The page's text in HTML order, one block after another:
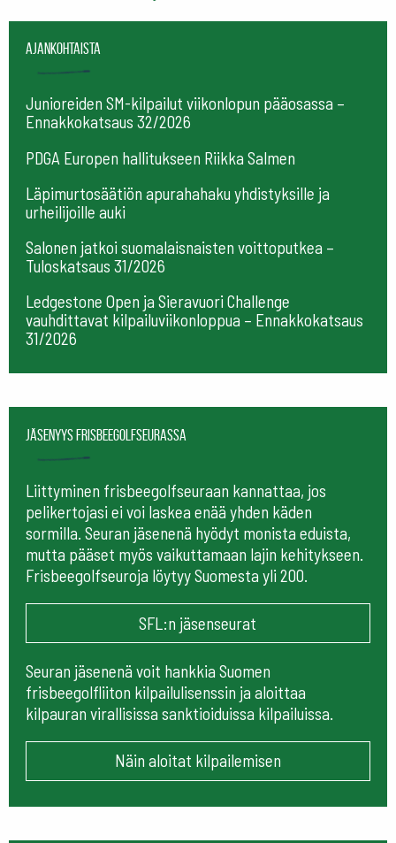
Ajankohtaista
Junioreiden SM-kilpailut viikonlopun pääosassa –
Ennakkokatsaus 32/2026
PDGA Europen hallitukseen Riikka Salmen
Läpimurtosäätiön apurahahaku yhdistyksille ja
urheilijoille auki
Salonen jatkoi suomalaisnaisten voittoputkea –
Tuloskatsaus 31/2026
Ledgestone Open ja Sieravuori Challenge
vauhdittavat kilpailuviikonloppua – Ennakkokatsaus
31/2026
Jäsenyys frisbeegolfseurassa
Liittyminen frisbeegolfseuraan kannattaa, jos
pelikertojasi ei voi laskea enää yhden käden
sormilla. Seuran jäsenenä hyödyt monista eduista,
mutta pääset myös vaikuttamaan lajin kehitykseen.
Frisbeegolfseuroja löytyy Suomesta yli 200.
SFL:n jäsenseurat
Seuran jäsenenä voit hankkia Suomen
frisbeegolfliiton kilpailulisenssin ja aloittaa
kilpauran virallisissa sanktioiduissa kilpailuissa.
Näin aloitat kilpailemisen